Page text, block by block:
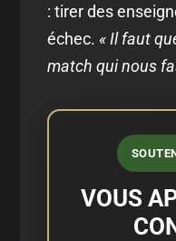
: tirer des
échec.« Il faut
match qui nous
VOUS